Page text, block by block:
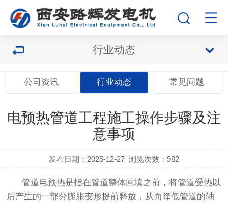
行业动态
公司资讯 行业动态 常见问题
电预热管道工程施工操作步骤及注
意事项
发布日期：2025-12-27 浏览次数：982
管道电预热是指在管道整体回填之前，将管道受热以
后产生的一部分膨胀变形提前释放，从而降低管道的轴